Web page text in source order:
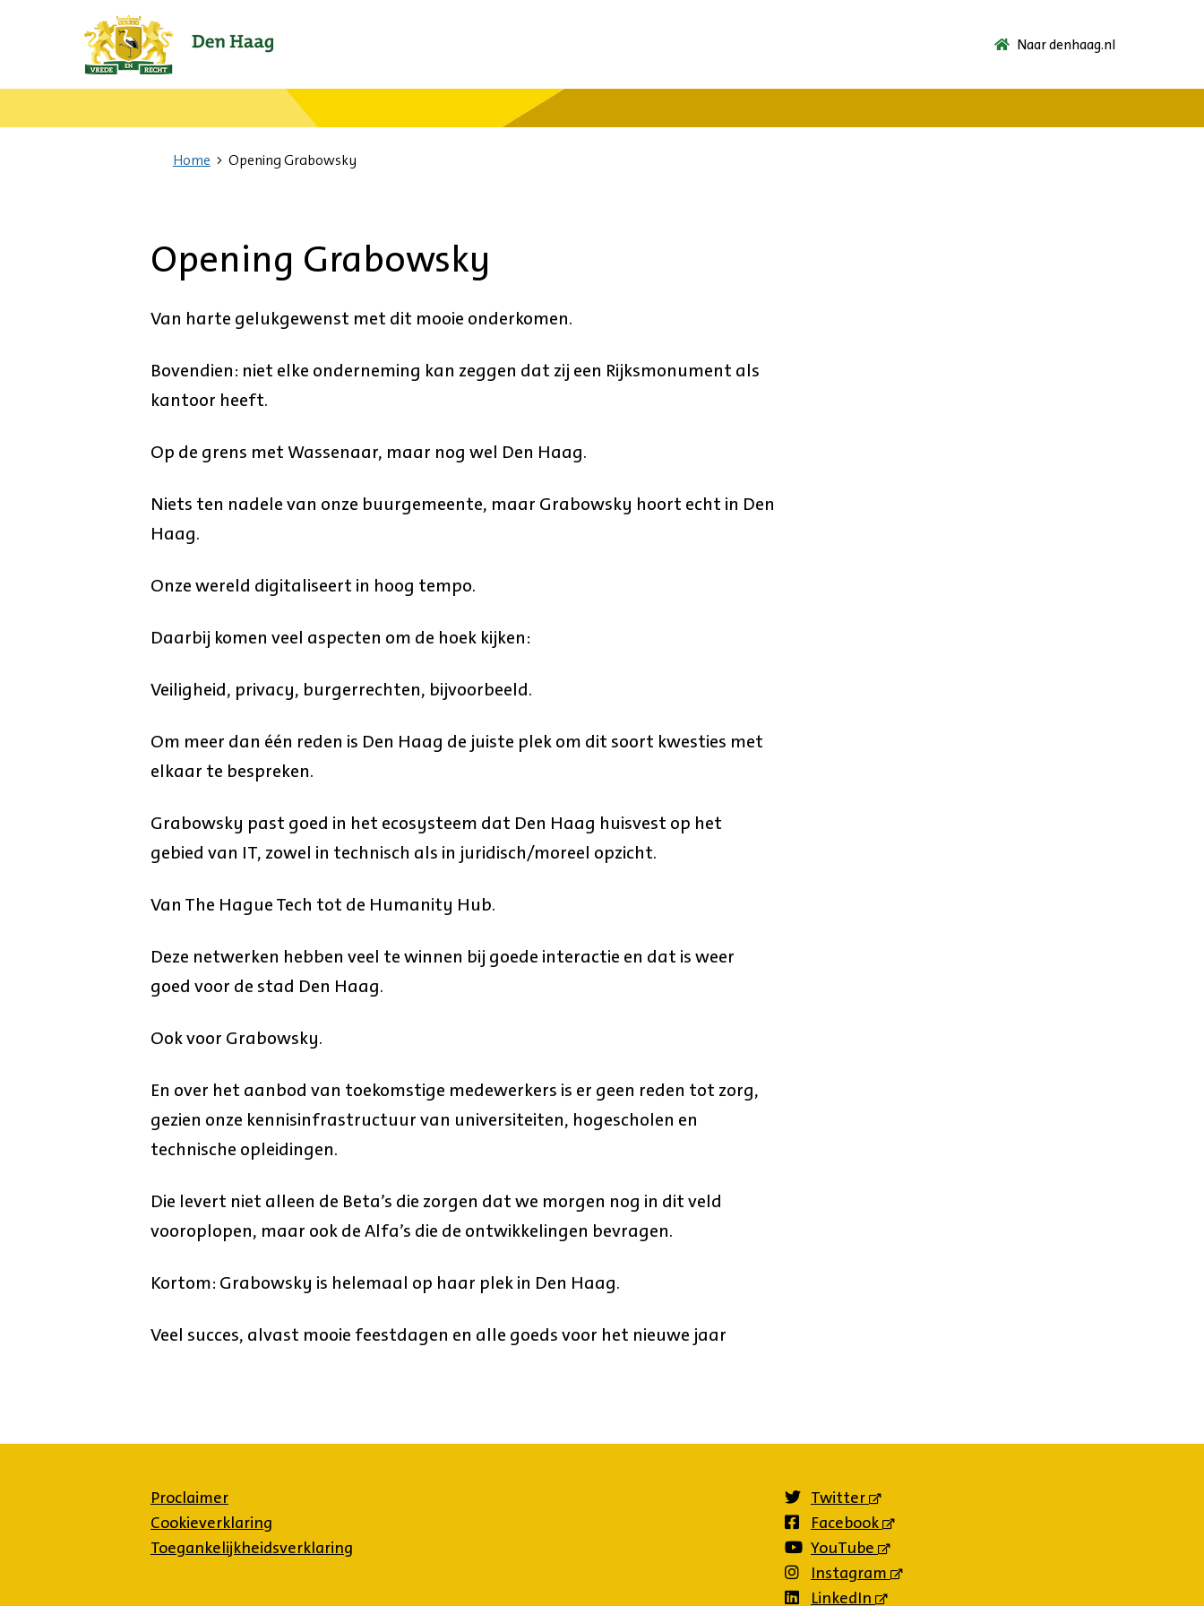
Ga
naar
de
Naar denhaag.nl
Home Opening Grabowsky
Opening Grabowsky
Van harte gelukgewenst met dit mooie onderkomen.
Bovendien: niet elke onderneming kan zeggen dat zij een Rijksmonument als
kantoor heeft.
Op de grens met Wassenaar, maar nog wel Den Haag.
Niets ten nadele van onze buurgemeente, maar Grabowsky hoort echt in Den
Haag.
Onze wereld digitaliseert in hoog tempo.
Daarbij komen veel aspecten om de hoek kijken:
Veiligheid, privacy, burgerrechten, bijvoorbeeld.
Om meer dan één reden is Den Haag de juiste plek om dit soort kwesties met
elkaar te bespreken.
Grabowsky past goed in het ecosysteem dat Den Haag huisvest op het
gebied van IT, zowel in technisch als in juridisch/moreel opzicht.
Van The Hague Tech tot de Humanity Hub.
Deze netwerken hebben veel te winnen bij goede interactie en dat is weer
goed voor de stad Den Haag.
Ook voor Grabowsky.
En over het aanbod van toekomstige medewerkers is er geen reden tot zorg,
gezien onze kennisinfrastructuur van universiteiten, hogescholen en
technische opleidingen.
Die levert niet alleen de Beta’s die zorgen dat we morgen nog in dit veld
vooroplopen, maar ook de Alfa’s die de ontwikkelingen bevragen.
Kortom: Grabowsky is helemaal op haar plek in Den Haag.
Veel succes, alvast mooie feestdagen en alle goeds voor het nieuwe jaar
Proclaimer
Cookieverklaring
Toegankelijkheidsverklaring
Twitter
(externe
link)
Facebook
(externe
YouTube
(externe
link)
Instagram
(externe
LinkedIn (externe